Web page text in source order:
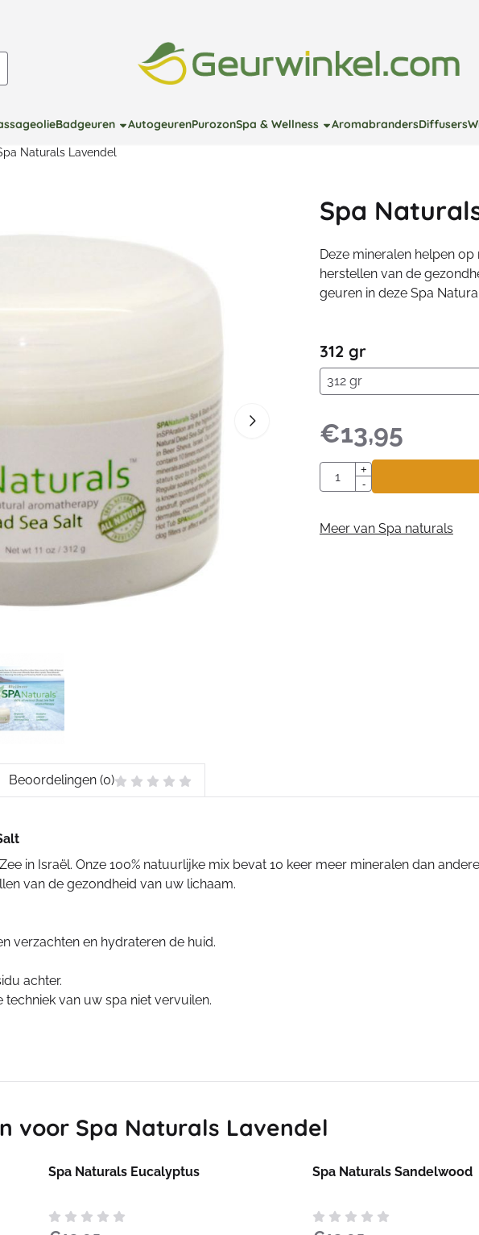
of sta alle cookies toe.
Badgeuren AutogeurenPurozonSpa & Wellness AromabrandersDiffusers
Naturals Lavendel
Spa
Deze mineralen helpen
herstellen van de
geuren in deze Spa
312 gr
€13,95
Aantal
+
-
Meer van Spa naturals
Beoordelingen (0)
in Israël. Onze 100% natuurlijke mix bevat 10 keer meer mineralen dan
van de gezondheid van uw lichaam.
verzachten en hydrateren de huid.
achter.
van uw spa niet vervuilen.
voor Spa Naturals Lavendel
Spa Naturals Eucalyptus Spa Naturals Sandelwood